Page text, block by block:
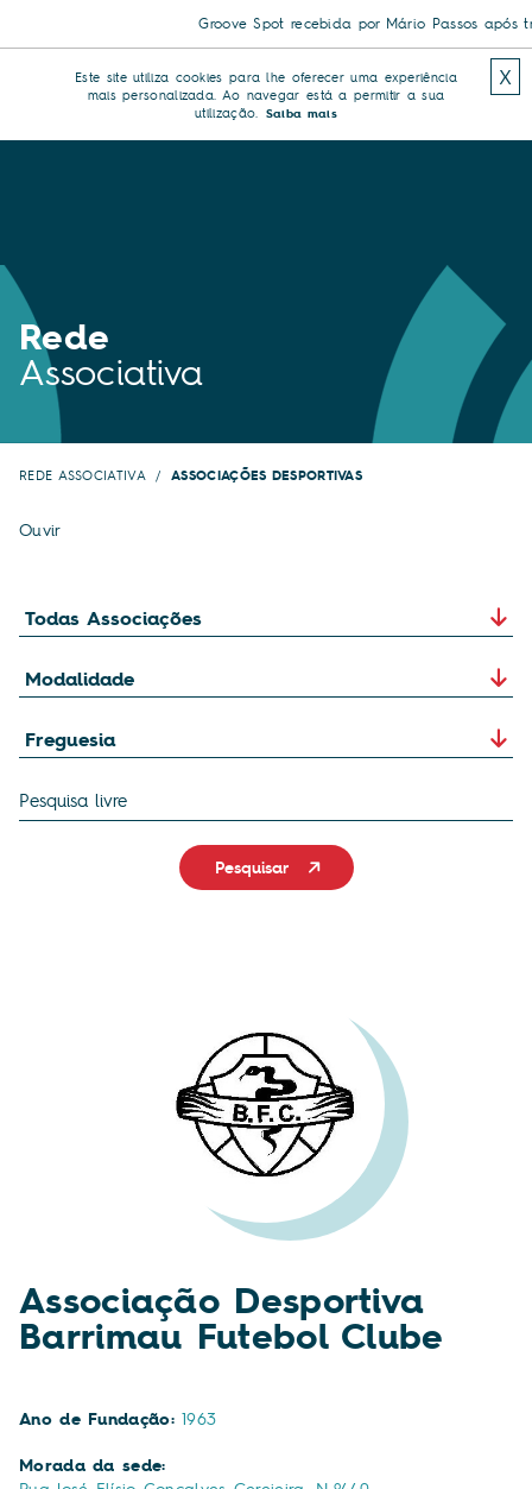
Groove Spot recebida por Mário Passos após
Este site utiliza cookies para lhe oferecer uma experiência
mais personalizada. Ao navegar está a permitir a sua
utilização. Saiba mais
X
Rede
Associativa
REDE ASSOCIATIVA ASSOCIAÇÕES DESPORTIVAS
Ouvir
Pesquisar
Associação Desportiva
Barrimau Futebol Clube
Ano de Fundação:1963
Morada da sede: